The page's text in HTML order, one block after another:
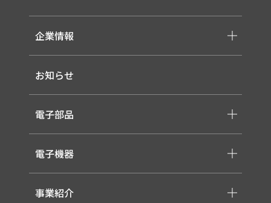
企業情報
-メッセージ・理念
-会社概要
-採用情報
お知らせ
電子部品
-スイッチ ・ジャック ・コネクタ・LED
-ケーブル・ハーネス・FFC
-医療用 ACアダプター
-各種モジュール
電子機器
-低温用LED照明
-直管形LEDランプ
事業紹介